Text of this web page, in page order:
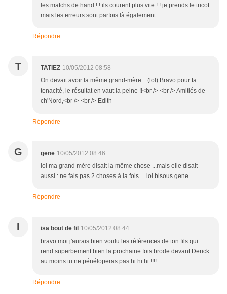
les matchs de hand ! ! ils courent plus vite ! ! je prends le tricot
mais les erreurs sont parfois là également
Répondre
T TATIEZ 10/05/2012 08:58
On devait avoir la même grand-mère... (lol) Bravo pour ta
tenacité, le résultat en vaut la peine !!<br /> <br /> Amitiés de
ch'Nord,<br /> <br /> Edith
Répondre
G gene 10/05/2012 08:46
lol ma grand mère disait la même chose ...mais elle disait
aussi : ne fais pas 2 choses à la fois ... lol bisous gene
Répondre
I isa bout de fil 10/05/2012 08:44
bravo moi j'aurais bien voulu les références de ton fils qui
rend superbement bien la prochaine fois brode devant Derick
au moins tu ne pénéloperas pas hi hi hi !!!!
Répondre